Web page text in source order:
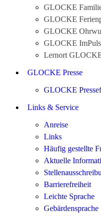
GLOCKE
GLOCKE
GLOCKE
GLOCKE ImPuls
Lernort
GLOCKE Presse
GLOCKE
Links & Service
Anreise
Links
Häufig gestellte
Aktuelle
Barrierefreiheit
Leichte Sprache
Gebärdensprache